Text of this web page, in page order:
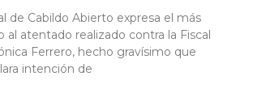
de Cabildo Abierto expresa el más
al atentado realizado contra la Fiscal
Ferrero, hecho gravísimo que
intención de